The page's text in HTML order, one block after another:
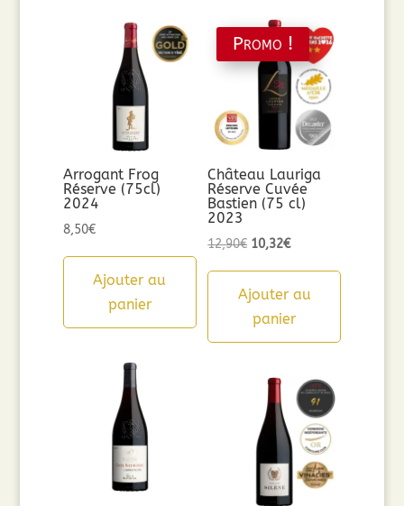
Arrogant Frog
Réserve (75cl)
2024
8,50€
Ajouter au
panier
Promo !
Château Lauriga
Réserve Cuvée
Bastien (75 cl)
2023
12,90€ Le
initial
était :
10,32€Le
actuel
est :
Ajouter au
panier